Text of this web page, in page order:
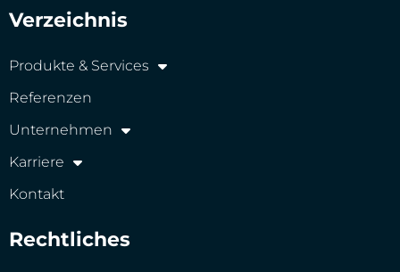
Verzeichnis
Produkte & Services
Referenzen
Unternehmen
Karriere
Kontakt
Rechtliches